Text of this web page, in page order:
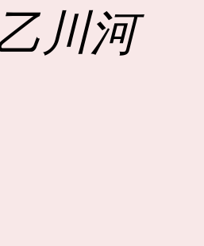
川河